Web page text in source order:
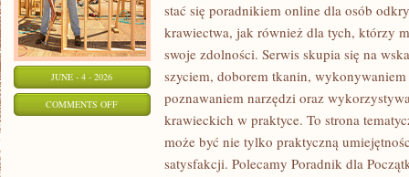
JUNE - 4 - 2026
COMMENTS OFFON
PRZERÓBKI
stać się poradnikiem online dla osób
krawiectwa, jak również dla tych, którzy
swoje zdolności. Serwis skupia się na
szyciem, doborem tkanin,
poznawaniem narzędzi oraz
krawieckich w praktyce. To strona
może być nie tylko praktyczną
satysfakcji. Polecamy Poradnik dla